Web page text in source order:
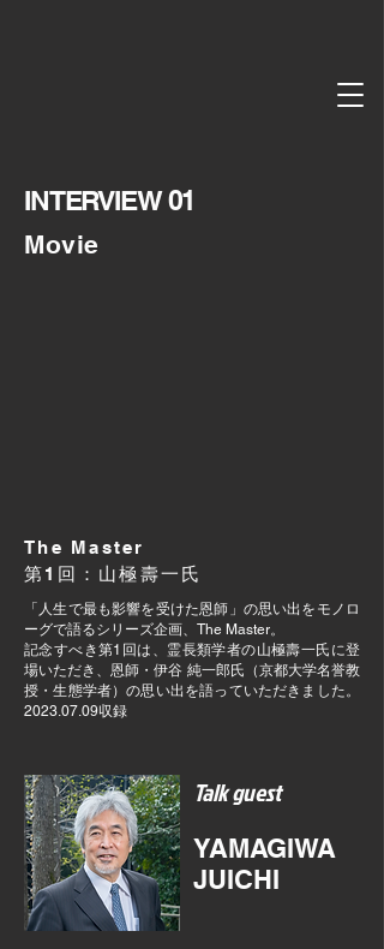
INTERVIEW 01
Movie
The Master ​
第1回：山極壽一氏
「人生で最も影響を受けた恩師」の思い出をモノロ
ーグで語るシリーズ企画、The Master。
記念すべき第1回は、霊長類学者の山極壽一氏 に登
場いただき、恩師・伊谷 純一郎氏（京都大学名誉教
授・生態学者）の思い出を語っていただきました。
2023.07.09収録
Talk guest
YAMAGIWA
JUICHI